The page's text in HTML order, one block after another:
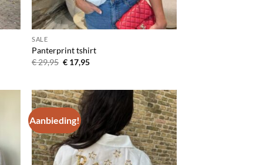
SALE
Panterprint tshirt
€29,95 Oorspronkelijke
prijs
€ 17,95Huidige
Aanbieding!
Toevoegen
aan
verlanglijst